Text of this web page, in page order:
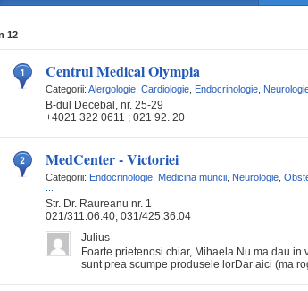
12
Centrul Medical Olympia
Categorii: Alergologie Cardiologie Endocrinologie
B-dul Decebal, nr. 25-29
+4021 322 0611 ; 021 92. 20
MedCenter - Victoriei
Categorii: Endocrinologie Medicina muncii Neurologie
Str. Dr. Raureanu nr. 1
021/311.06.40; 031/425.36.04
Julius
Foarte prietenosi chiar, Mihaela Nu ma dau in
sunt prea scumpe produsele lorDar aici (ma